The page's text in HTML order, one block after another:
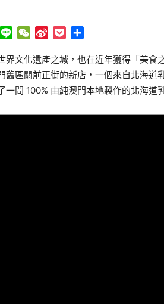
WhatsApp
Line WeChat
Sina
Pocket
界文化遺產之城，也在近年獲得「美
舊區關前正街的新店，一個來自北海
一間 100% 由純澳門本地製作的北海道